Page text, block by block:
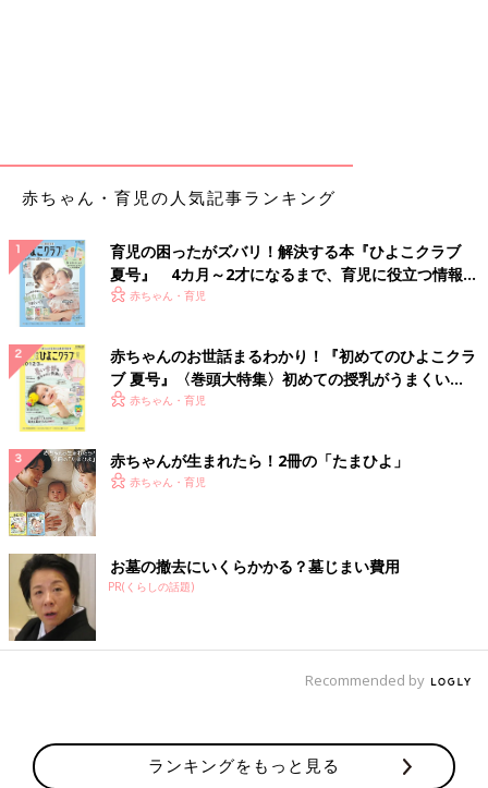
赤ちゃん・育児の人気記事ランキング
育児の困ったがズバリ！解決する本『ひよこクラブ
夏号』 4カ月～2才になるまで、育児に役立つ情報が
いっぱい！
赤ちゃん・育児
赤ちゃんのお世話まるわかり！『初めてのひよこクラ
ブ 夏号』〈巻頭大特集〉初めての授乳がうまくい
く！ おっぱい・ミルクの基本と夏のトラブル 解決テ
赤ちゃん・育児
赤ちゃんが生まれたら！2冊の「たまひよ」
赤ちゃん・育児
お墓の撤去にいくらかかる？墓じまい費用
PR(くらしの話題)
Recommended by
ランキングをもっと見る